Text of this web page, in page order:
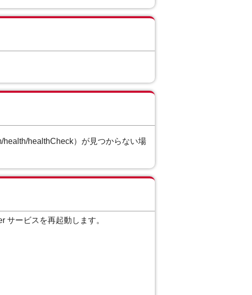
healthCheck）が見つからない場
サービスを再起動します。